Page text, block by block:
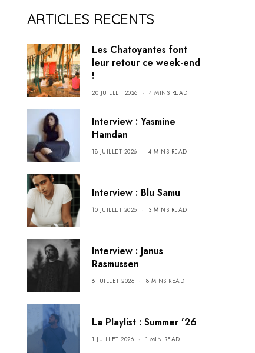
ARTICLES RECENTS
Les Chatoyantes font
leur retour ce week-end
!
20 JUILLET 2026 4 MINS READ
Interview : Yasmine
Hamdan
18 JUILLET 2026 4 MINS READ
Interview : Blu Samu
10 JUILLET 2026 3 MINS READ
Interview : Janus
Rasmussen
6 JUILLET 2026 8 MINS READ
La Playlist : Summer ’26
1 JUILLET 2026 1 MIN READ